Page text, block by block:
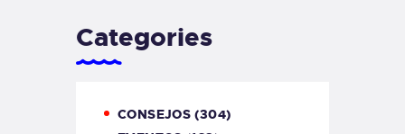
Categories
CONSEJOS (304)